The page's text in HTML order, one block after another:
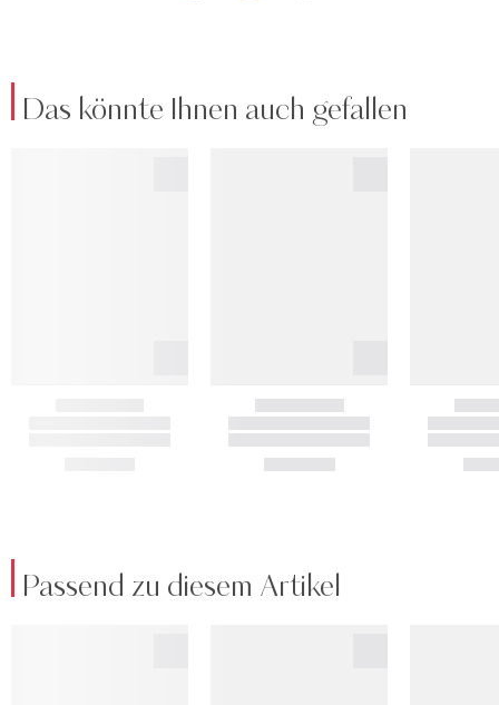
Das könnte Ihnen auch gefallen
Passend zu diesem Artikel